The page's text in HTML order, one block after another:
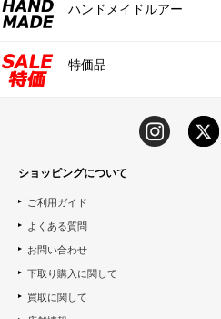
ハンドメイドルアー
特価品
ショッピングについて
ご利用ガイド
よくある質問
お問い合わせ
下取り購入に関して
買取に関して